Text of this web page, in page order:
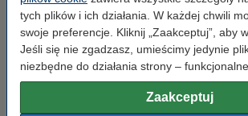
tych plików i ich działania. W każdej chwili
swoje preferencje. Kliknij „Zaakceptuj”, aby
Jeśli się nie zgadzasz, umieścimy jedynie
niezbędne do działania strony –
Zaakceptuj
utrwalacz
Kliknij i sprawdź całą
Dostawa: 2-3 dni robocze